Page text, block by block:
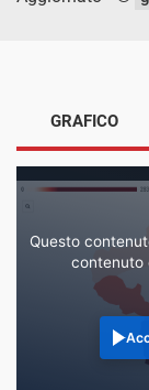
GRAFICO
Questo
contenuto